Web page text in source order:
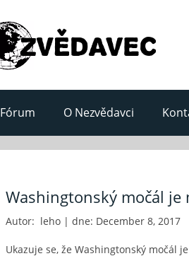
Fórum O Nezvědavci
Washingtonský močál
Autor: leho | dne: December 8, 2017
Ukazuje se, že Washingtonský močál